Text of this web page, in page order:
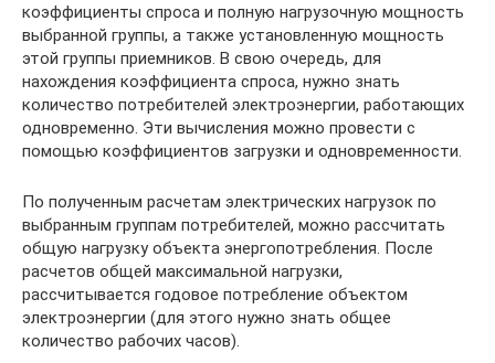
коэффициенты спроса и полную нагрузочную мощность
выбранной группы, а также установленную мощность
этой группы приемников. В свою очередь, для
нахождения коэффициента спроса, нужно знать
количество потребителей электроэнергии, работающих
одновременно. Эти вычисления можно провести с
помощью коэффициентов загрузки и одновременности.
По полученным расчетам электрических нагрузок по
выбранным группам потребителей, можно рассчитать
общую нагрузку объекта энергопотребления. После
расчетов общей максимальной нагрузки,
рассчитывается годовое потребление объектом
электроэнергии (для этого нужно знать общее
количество рабочих часов).